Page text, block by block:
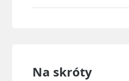
Na skróty